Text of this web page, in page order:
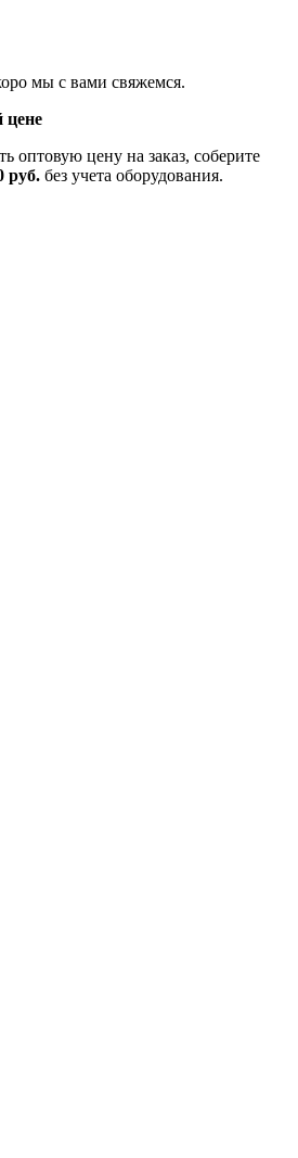
мы с вами свяжемся.
цене
оптовую цену на заказ, соберите
руб. без учета оборудования.